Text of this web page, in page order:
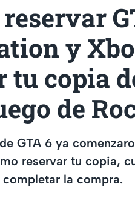
y
tu copia
de
GTA 6 ya
reservar tu copia,
la compra.